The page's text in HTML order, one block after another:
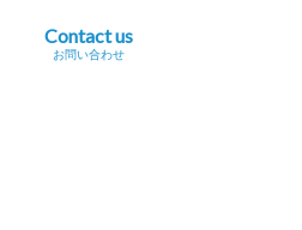
Contact us
お問い合わせ